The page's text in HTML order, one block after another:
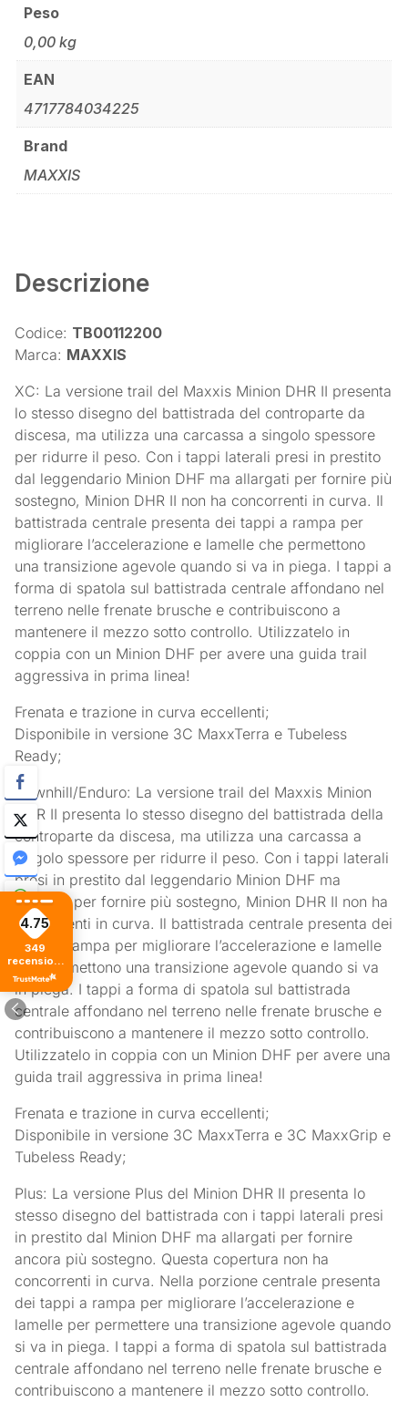
Peso
0,00 kg
EAN
4717784034225
Brand
MAXXIS
Descrizione
Codice: TB00112200
Marca: MAXXIS
XC: La versione trail del Maxxis Minion DHR II presenta
lo stesso disegno del battistrada del controparte da
discesa, ma utilizza una carcassa a singolo spessore
per ridurre il peso. Con i tappi laterali presi in prestito
dal leggendario Minion DHF ma allargati per fornire più
sostegno, Minion DHR II non ha concorrenti in curva. Il
battistrada centrale presenta dei tappi a rampa per
migliorare l’accelerazione e lamelle che permettono
una transizione agevole quando si va in piega. I tappi a
forma di spatola sul battistrada centrale affondano nel
terreno nelle frenate brusche e contribuiscono a
mantenere il mezzo sotto controllo. Utilizzatelo in
coppia con un Minion DHF per avere una guida trail
aggressiva in prima linea!
Frenata e trazione in curva eccellenti;
Disponibile in versione 3C MaxxTerra e Tubeless
Ready;
Downhill/Enduro: La versione trail del Maxxis Minion
DHR II presenta lo stesso disegno del battistrada della
controparte da discesa, ma utilizza una carcassa a
singolo spessore per ridurre il peso. Con i tappi laterali
presi in prestito dal leggendario Minion DHF ma
allargati per fornire più sostegno, Minion DHR II non ha
concorrenti in curva. Il battistrada centrale presenta dei
tappi a rampa per migliorare l’accelerazione e lamelle
che permettono una transizione agevole quando si va
in piega. I tappi a forma di spatola sul battistrada
centrale affondano nel terreno nelle frenate brusche e
contribuiscono a mantenere il mezzo sotto controllo.
Utilizzatelo in coppia con un Minion DHF per avere una
guida trail aggressiva in prima linea!
Frenata e trazione in curva eccellenti;
Disponibile in versione 3C MaxxTerra e 3C MaxxGrip e
Tubeless Ready;
Plus: La versione Plus del Minion DHR II presenta lo
stesso disegno del battistrada con i tappi laterali presi
in prestito dal Minion DHF ma allargati per fornire
ancora più sostegno. Questa copertura non ha
concorrenti in curva. Nella porzione centrale presenta
dei tappi a rampa per migliorare l’accelerazione e
lamelle per permettere una transizione agevole quando
si va in piega. I tappi a forma di spatola sul battistrada
centrale affondano nel terreno nelle frenate brusche e
contribuiscono a mantenere il mezzo sotto controllo.
4.75
349
recensioni
di tutti i
tempi